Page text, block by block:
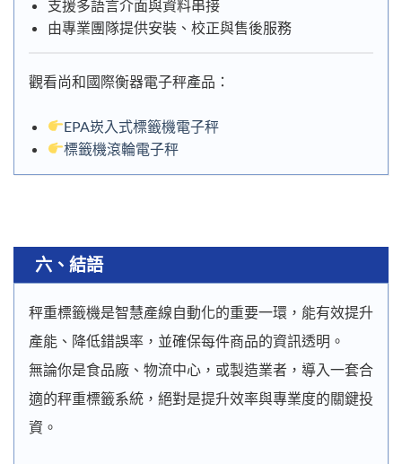
支援多語言介面與資料串接
由專業團隊提供安裝、校正與售後服務
觀看尚和國際衡器電子秤產品：
EPA崁入式標籤機電子秤
標籤機滾輪電子秤
六、結語
秤重標籤機是智慧產線自動化的重要一環，能有效提升
產能、降低錯誤率，並確保每件商品的資訊透明。
無論你是食品廠、物流中心，或製造業者，導入一套合
適的秤重標籤系統，絕對是提升效率與專業度的關鍵投
資。